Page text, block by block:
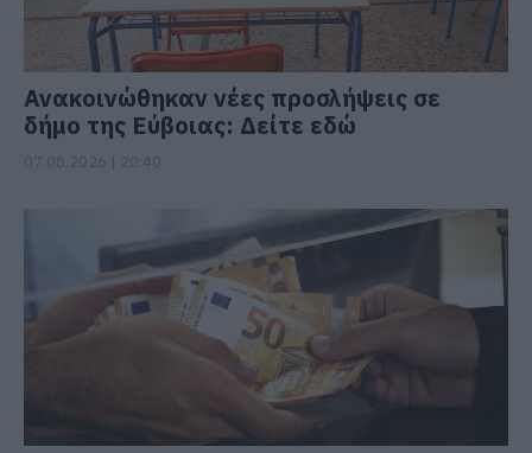
Ανακοινώθηκαν νέες προσλήψεις σε
δήμο της Εύβοιας: Δείτε εδώ